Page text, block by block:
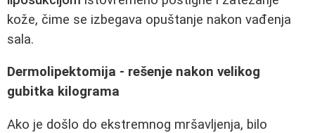
kože, čime se izbegava opuštanje nakon vađenja
sala.
Dermolipektomija - rešenje nakon velikog
gubitka kilograma
Ako je došlo do ekstremnog mršavljenja, bilo